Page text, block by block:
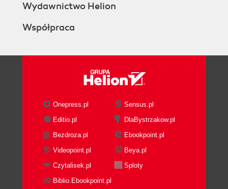
Wydawnictwo Helion
Współpraca
Onepress.pl
Sensus.pl
Editio.pl
DlaBystrzakow.pl
Bezdroza.pl
Ebookpoint.pl
Videopoint.pl
Beya.pl
Czytalisek.pl
Sploty
Biblio.Ebookpoint.pl